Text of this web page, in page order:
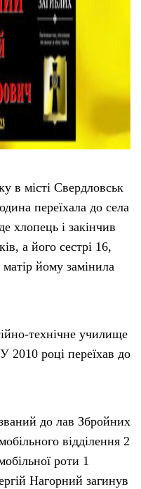
в місті Свердловськ
переїхала до села
хлопець і закінчив
а його сестрі 16,
йому замінила
технічне училище
році переїхав до
до лав Збройних
відділення 2
роти 1
Нагорний загинув